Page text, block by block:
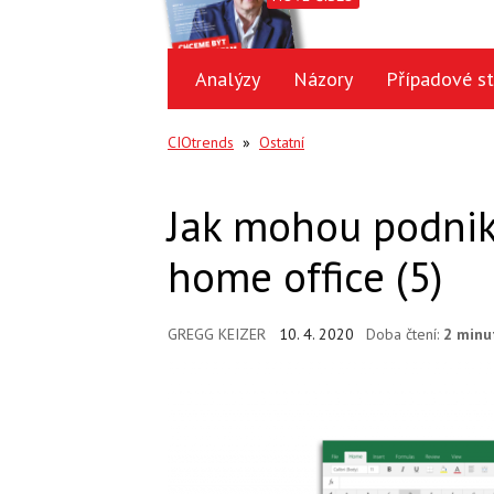
Analýzy Názory Případové
CIOtrends » Ostatní
Jak mohou
home office (5)
GREGG KEIZER 10. 4. 2020 Doba čtení: 2